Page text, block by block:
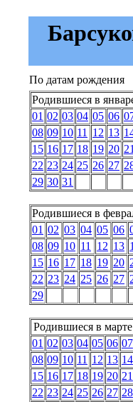
По датам рождения
Родившиеся в
01 02 03 04 05 06
08 09 10 11 12 13
15 16 17 18 19 20 21
22 23 24 25 26 27
29 30 31
Родившиеся в
01 02 03 04 05 06
08 09 10 11 12 13
15 16 17 18 19 20
22 23 24 25 26 27
29
Родившиеся в марте
01 02 03 04 05 06 07
08 09 10 11 12 13 14
15 16 17 18 19 20 21
22 23 24 25 26 27 28